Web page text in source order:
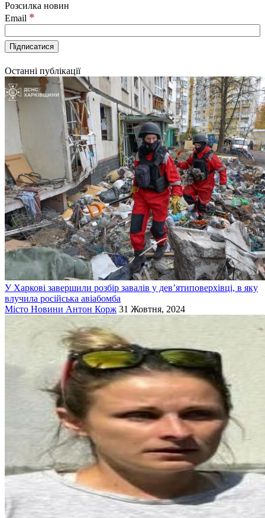
Розсилка новин
Email *
Останні публікації
У Харкові завершили розбір завалів у дев’ятиповерхівці, в яку
влучила російська авіабомба
Місто Новини Антон Корж 31 Жовтня, 2024